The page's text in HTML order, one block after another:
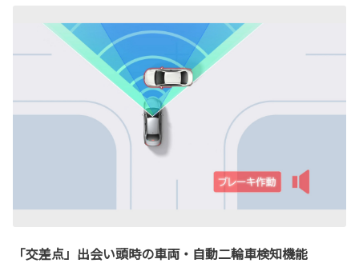
「交差点」出会い頭時の車両・自動二輪車検知機能